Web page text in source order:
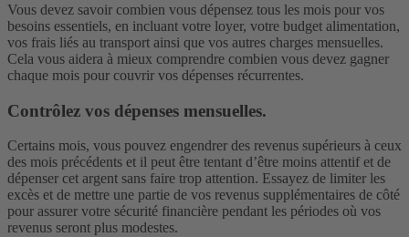
Vous devez savoir combien vous dépensez tous les mois pour vos
besoins essentiels, en incluant votre loyer, votre budget alimentation,
vos frais liés au transport ainsi que vos autres charges mensuelles.
Cela vous aidera à mieux comprendre combien vous devez gagner
chaque mois pour couvrir vos dépenses récurrentes.
Contrôlez vos dépenses mensuelles.
Certains mois, vous pouvez engendrer des revenus supérieurs à ceux
des mois précédents et il peut être tentant d’être moins attentif et de
dépenser cet argent sans faire trop attention. Essayez de limiter les
excès et de mettre une partie de vos revenus supplémentaires de côté
pour assurer votre sécurité financière pendant les périodes où vos
revenus seront plus modestes.